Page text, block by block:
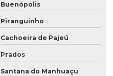
Buenópolis
Piranguinho
Cachoeira de Pajeú
Prados
Santana do Manhuaçu